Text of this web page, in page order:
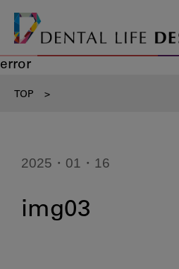
error
TOP >
2025・01・16
img03